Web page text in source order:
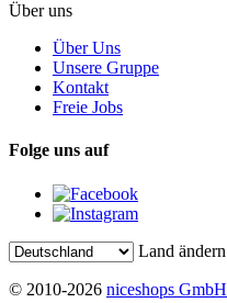
Über uns
Über Uns
Unsere Gruppe
Kontakt
Freie Jobs
Folge uns auf
Land ändern
© 2010-2026 niceshops GmbH